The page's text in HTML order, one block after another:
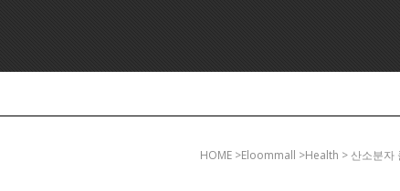
HOME >eloommall >health > 산소분자